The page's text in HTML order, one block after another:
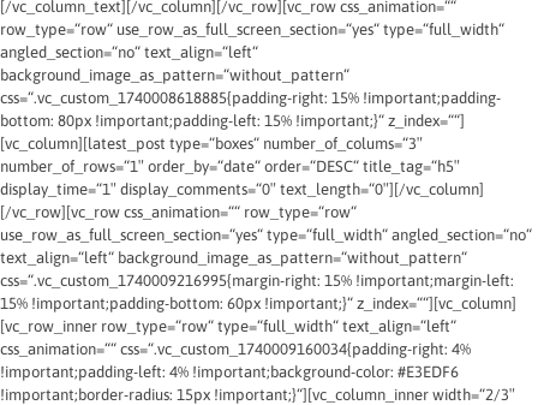
[/vc_column_text][/vc_column][/vc_row][vc_row css_animation=““
row_type=“row“ use_row_as_full_screen_section=“yes“ type=“full_width“
angled_section=“no“ text_align=“left“
background_image_as_pattern=“without_pattern“
css=“.vc_custom_1740008618885{padding-right: 15% !important;padding-
bottom: 80px !important;padding-left: 15% !important;}“ z_index=““]
[vc_column][latest_post type=“boxes“ number_of_colums=“3″
number_of_rows=“1″ order_by=“date“ order=“DESC“ title_tag=“h5″
display_time=“1″ display_comments=“0″ text_length=“0″][/vc_column]
[/vc_row][vc_row css_animation=““ row_type=“row“
use_row_as_full_screen_section=“yes“ type=“full_width“ angled_section=“no“
text_align=“left“ background_image_as_pattern=“without_pattern“
css=“.vc_custom_1740009216995{margin-right: 15% !important;margin-left:
15% !important;padding-bottom: 60px !important;}“ z_index=““][vc_column]
[vc_row_inner row_type=“row“ type=“full_width“ text_align=“left“
css_animation=““ css=“.vc_custom_1740009160034{padding-right: 4%
!important;padding-left: 4% !important;background-color: #E3EDF6
!important;border-radius: 15px !important;}“][vc_column_inner width=“2/3″